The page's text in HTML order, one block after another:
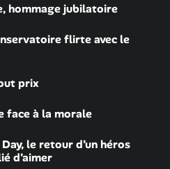
hommage jubilatoire
flirte avec le
prix
face à la morale
le retour d’un héros
d’aimer